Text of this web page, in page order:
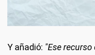
Y añadió: "Ese